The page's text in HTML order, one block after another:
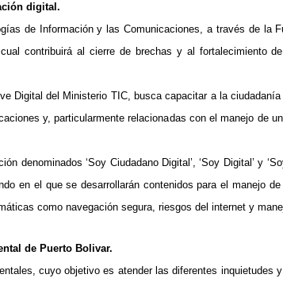
digital.
de Información y las Comunicaciones, a través de la
contribuirá al cierre de brechas y al fortalecimiento
Digital del Ministerio TIC, busca capacitar a la
y, particularmente relacionadas con el manejo de
denominados ‘Soy Ciudadano Digital’, ‘Soy Digital’ y
en el que se desarrollarán contenidos para el manejo
como navegación segura, riesgos del internet y
de Puerto Bolivar.
cuyo objetivo es atender las diferentes inquietudes